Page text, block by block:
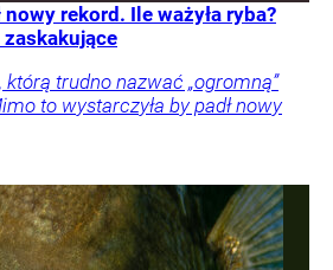
rekord. Ile ważyła ryba?
którą trudno nazwać „ogromną”
to wystarczyła by padł nowy